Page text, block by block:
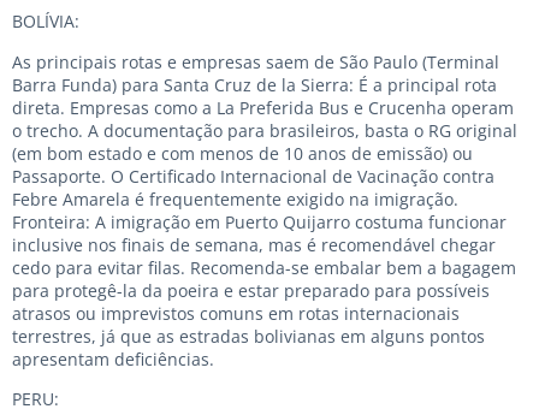
BOLÍVIA:
As principais rotas e empresas saem de São Paulo (Terminal
Barra Funda) para Santa Cruz de la Sierra: É a principal rota
direta. Empresas como a La Preferida Bus e Crucenha operam
o trecho. A documentação para brasileiros, basta o RG original
(em bom estado e com menos de 10 anos de emissão) ou
Passaporte. O Certificado Internacional de Vacinação contra
Febre Amarela é frequentemente exigido na imigração.
Fronteira: A imigração em Puerto Quijarro costuma funcionar
inclusive nos finais de semana, mas é recomendável chegar
cedo para evitar filas. Recomenda-se embalar bem a bagagem
para protegê-la da poeira e estar preparado para possíveis
atrasos ou imprevistos comuns em rotas internacionais
terrestres, já que as estradas bolivianas em alguns pontos
apresentam deficiências.
PERU: